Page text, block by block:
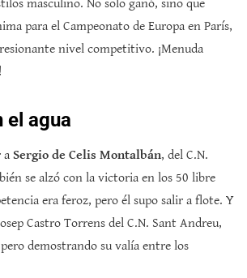
masculino. No solo ganó, sino que
para el Campeonato de Europa en París,
nivel competitivo. ¡Menuda
el agua
a Sergio de Celis Montalbán, del C.N.
se alzó con la victoria en los 50 libre
era feroz, pero él supo salir a flote. Y
Castro Torrens del C.N. Sant Andreu,
demostrando su valía entre los